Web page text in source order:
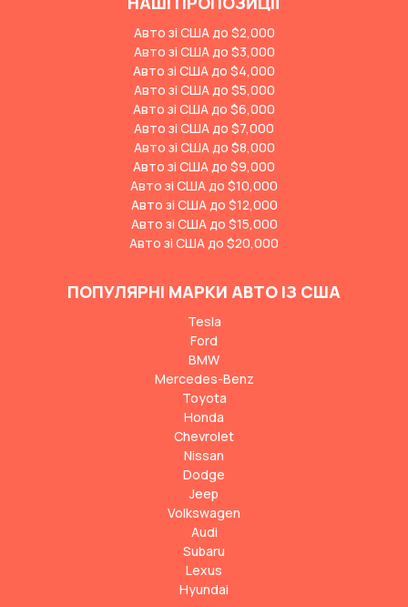
Авто зі США до $2,000
Авто зі США до $3,000
Авто зі США до $4,000
Авто зі США до $5,000
Авто зі США до $6,000
Авто зі США до $7,000
Авто зі США до $8,000
Авто зі США до $9,000
Авто зі США до $10,000
Авто зі США до $12,000
Авто зі США до $15,000
Авто зі США до $20,000
ПОПУЛЯРНІ МАРКИ АВТО ІЗ США
Tesla
Ford
BMW
Mercedes-Benz
Toyota
Honda
Chevrolet
Nissan
Dodge
Jeep
Volkswagen
Audi
Subaru
Lexus
Hyundai